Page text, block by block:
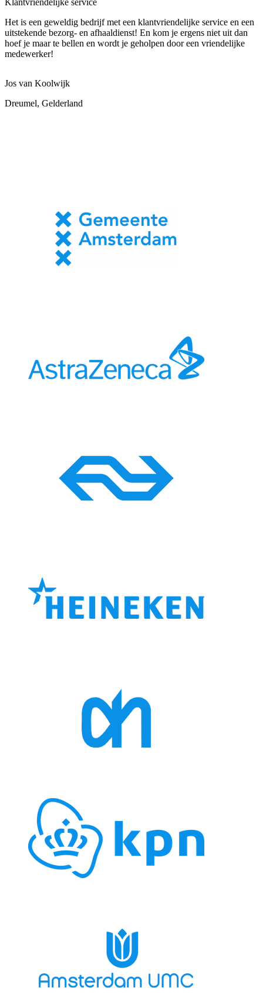
Klantvriendelijke service
Het is een geweldig bedrijf met een klantvriendelijke service en een
uitstekende bezorg- en afhaaldienst! En kom je ergens niet uit dan
hoef je maar te bellen en wordt je geholpen door een vriendelijke
medewerker!
Jos van Koolwijk
Dreumel, Gelderland